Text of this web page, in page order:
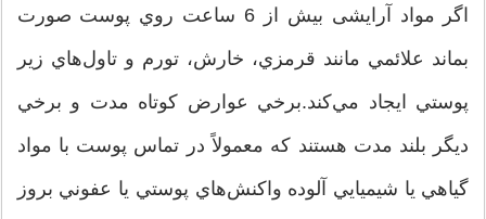
اگر مواد آرايشی بيش از 6 ساعت روي پوست صورت
بماند علائمي مانند قرمزي، خارش، تورم و تاول‌هاي زير
پوستي ايجاد مي‌كند.برخي عوارض كوتاه مدت و برخي
ديگر بلند مدت هستند كه معمولاً در تماس پوست با مواد
گياهي يا شيميايي آلوده واكنش‌هاي پوستي يا عفوني بروز